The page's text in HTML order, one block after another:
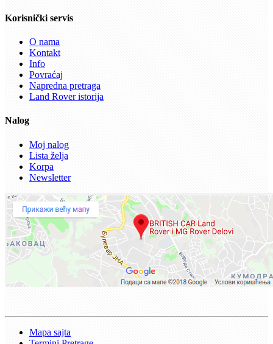
Korisnički servis
O nama
Kontakt
Info
Povraćaj
Napredna pretraga
Land Rover istorija
Nalog
Moj nalog
Lista želja
Korpa
Newsletter
Mapa sajta